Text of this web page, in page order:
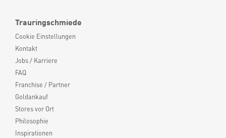
Trauringschmiede
Cookie Einstellungen
Kontakt
Jobs / Karriere
FAQ
Franchise / Partner
Goldankauf
Stores vor Ort
Philosophie
Inspirationen